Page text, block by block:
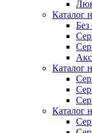
Каталог
Без
Каталог
Каталог